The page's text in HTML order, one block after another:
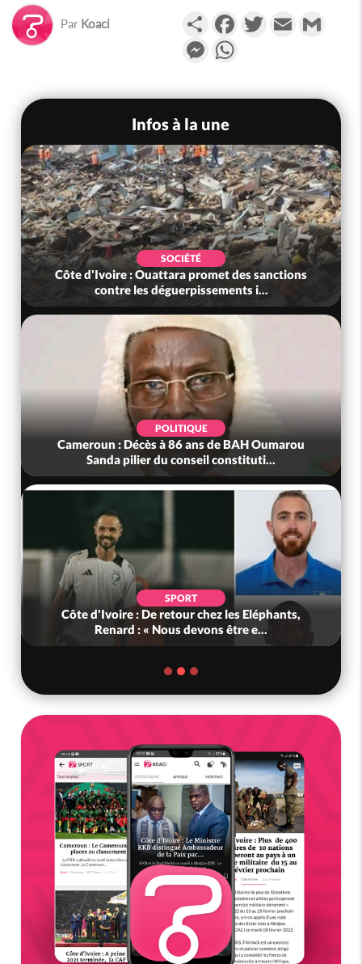
Par Koaci PartagerFacebookTwitterEmail
Messenger
Infos à la une
SOCIÉTÉ
Côte d'Ivoire : Ouattara promet des sanctions
contre les déguerpissements i...
POLITIQUE
Cameroun : Décès à 86 ans de BAH Oumarou
Sanda pilier du conseil constituti...
SPORT
Côte d'Ivoire : De retour chez les Eléphants,
Renard : « Nous devons être e...